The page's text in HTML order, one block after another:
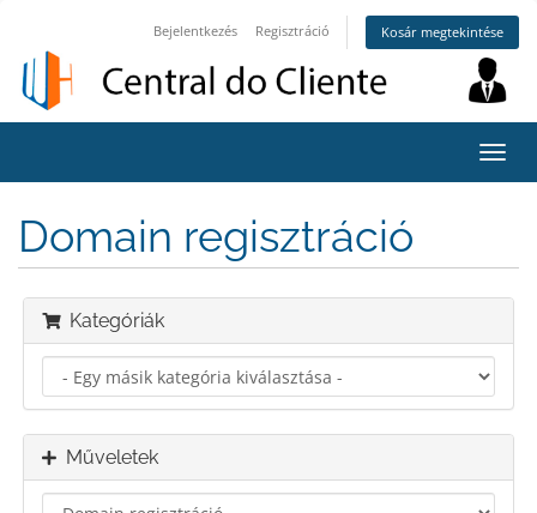
Bejelentkezés Regisztráció Kosár megtekintése
a
Domain regisztráció
Kategóriák
Műveletek